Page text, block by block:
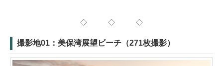
◇ ◇ ◇
撮影地01：美保湾展望ビーチ（271枚撮影）